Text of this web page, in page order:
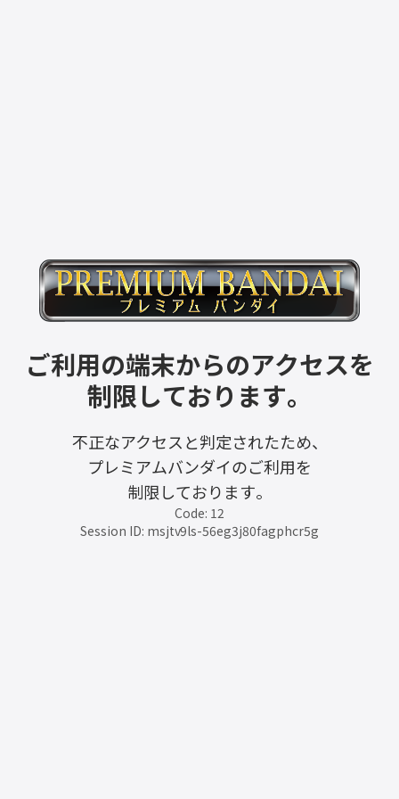
ご利用の端末からのアクセスを
制限しております。
不正なアクセスと判定されたため、
プレミアムバンダイのご利用を
制限しております。
Code: 12
Session ID: msjtv9ls-56eg3j80fagphcr5g